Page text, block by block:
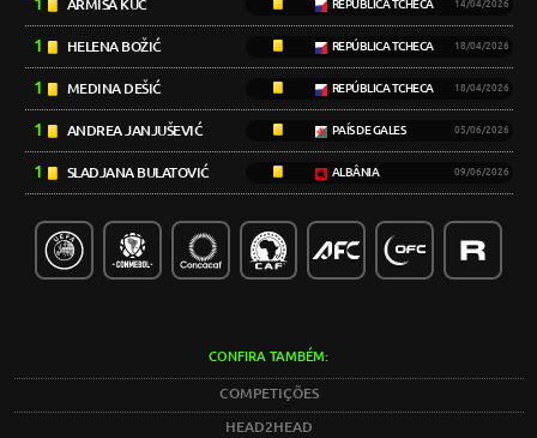
ARMISA KUČ REPÚBLICA TCHECA 14/04/2026
1 HELENA BOŽIĆ REPÚBLICA TCHECA 18/04/2026
1 MEDINA DEŠIĆ REPÚBLICA TCHECA 18/04/2026
1 ANDREA JANJUŠEVIĆ PAÍS DE GALES 05/06/2026
1 SLADJANA BULATOVIĆ ALBÂNIA 09/06/2026
CONFIRA TAMBÉM:
COMPETIÇÕES
HEAD2HEAD